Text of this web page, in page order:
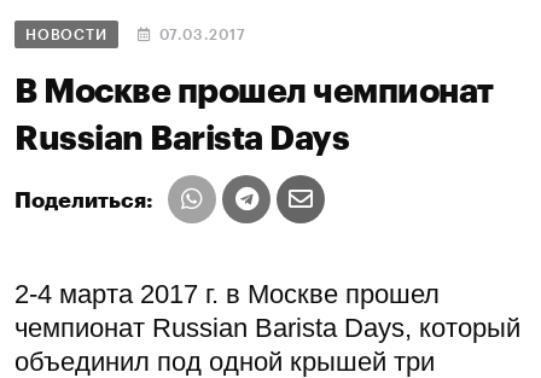
НОВОСТИ 07.03.2017
В Москве прошел чемпионат
Russian Barista Days
Поделиться:
2-4 марта 2017 г. в Москве прошел
чемпионат Russian Barista Days, который
объединил под одной крышей три